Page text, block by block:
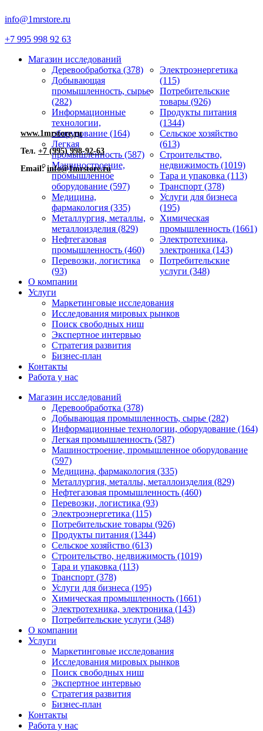
info@1mrstore.ru
+7 995 998 92 63
Магазин исследований
Деревообработка (378)
Добывающая
промышленность, сырье
(282)
Информационные
технологии,
оборудование (164)
Легкая
промышленность (587)
Машиностроение,
промышленное
оборудование (597)
Медицина,
фармакология (335)
Металлургия, металлы,
металлоизделия (829)
Нефтегазовая
промышленность (460)
Перевозки, логистика
(93)
Электроэнергетика
(115)
Потребительские
товары (926)
Продукты питания
(1344)
Сельское хозяйство
(613)
Строительство,
недвижимость (1019)
Тара и упаковка (113)
Транспорт (378)
Услуги для бизнеса
(195)
Химическая
промышленность (1661)
Электротехника,
электроника (143)
Потребительские
услуги (348)
О компании
Услуги
Маркетинговые исследования
Исследования мировых рынков
Поиск свободных ниш
Экспертное интервью
Стратегия развития
Бизнес-план
Контакты
Работа у нас
Магазин исследований
Деревообработка (378)
Добывающая промышленность, сырье (282)
Информационные технологии, оборудование (164)
Легкая промышленность (587)
Машиностроение, промышленное оборудование
(597)
Медицина, фармакология (335)
Металлургия, металлы, металлоизделия (829)
Нефтегазовая промышленность (460)
Перевозки, логистика (93)
Электроэнергетика (115)
Потребительские товары (926)
Продукты питания (1344)
Сельское хозяйство (613)
Строительство, недвижимость (1019)
Тара и упаковка (113)
Транспорт (378)
Услуги для бизнеса (195)
Химическая промышленность (1661)
Электротехника, электроника (143)
Потребительские услуги (348)
О компании
Услуги
Маркетинговые исследования
Исследования мировых рынков
Поиск свободных ниш
Экспертное интервью
Стратегия развития
Бизнес-план
Контакты
Работа у нас
www.1mrstore.ru
Тел. +7 (995) 998-92-63
Email:info@1mrstore.ru